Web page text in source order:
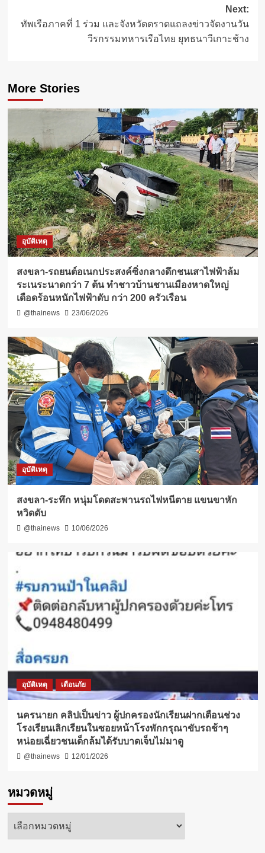
Next:
ทัพเรือภาคที่ 1 ร่วม และจังหวัดตราดแถลงข่าวจัดงานวัน
วีรกรรมทหารเรือไทย ยุทธนาวีเกาะช้าง
More Stories
อุบัติเหตุ
สงขลา-รถยนต์อเนกประสงค์ซิ่งกลางดึกชนเสาไฟฟ้าล้ม
ระเนระนาดกว่า 7 ต้น ทำชาวบ้านชานเมืองหาดใหญ่
เดือดร้อนหนักไฟฟ้าดับ กว่า 200 ครัวเรือน
@thainews 23/06/2026
อุบัติเหตุ
สงขลา-ระทึก หนุ่มโดดสะพานรถไฟหนีตาย แขนขาหัก
หวิดดับ
@thainews 10/06/2026
อุบัติเหตุ เตือนภัย
นครนายก คลิปเป็นข่าว ผู้ปกครองนักเรียนฝากเตือนช่วง
โรงเรียนเลิกเรียนในซอยหน้าโรงพักกรุณาขับรถช้าๆ
หน่อยเฉี่ยวชนเด็กล้มได้รับบาดเจ็บไม่มาดู
@thainews 12/01/2026
หมวดหมู่
หมวด